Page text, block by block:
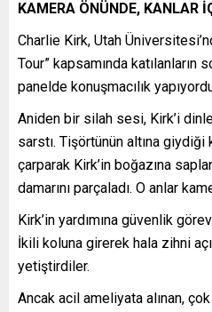
KAMERA ÖNÜNDE, KANLAR
Charlie Kirk, Utah
Tour” kapsamında katılanların
panelde konuşmacılık
Aniden bir silah sesi, Kirk’i
sarstı. Tişörtünün altına
çarparak Kirk’in boğazına
damarını parçaladı. O anlar
Kirk’in yardımına güvenlik
İkili koluna girerek hala zihni
yetiştirdiler.
Ancak acil ameliyata alınan,